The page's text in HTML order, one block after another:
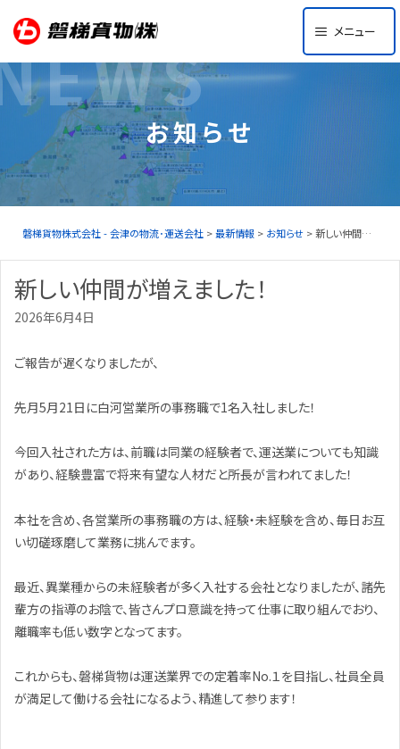
メニュー
お知らせ
磐梯貨物株式会社 - 会津の物流･運送会社 >最新情報 > お知らせ > 新しい仲間が増えました！
新しい仲間が増えました！
2026年6月4日
ご報告が遅くなりましたが、
先月5月21日に白河営業所の事務職で1名入社しました！
今回入社された方は、前職は同業の経験者で、運送業についても知識
があり、経験豊富で将来有望な人材だと所長が言われてました！
本社を含め、各営業所の事務職の方は、経験・未経験を含め、毎日お互
い切磋琢磨して業務に挑んでます。
最近、異業種からの未経験者が多く入社する会社となりましたが、諸先
輩方の指導のお陰で、皆さんプロ意識を持って仕事に取り組んでおり、
離職率も低い数字となってます。
これからも、磐梯貨物は運送業界での定着率No.１を目指し、社員全員
が満足して働ける会社になるよう、精進して参ります！